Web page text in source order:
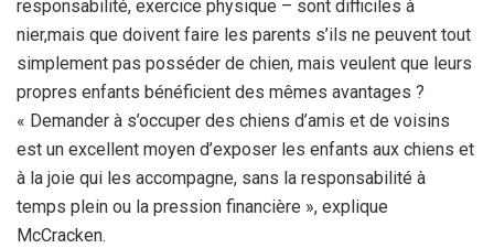
responsabilité, exercice physique – sont difficiles à
nier,mais que doivent faire les parents s’ils ne peuvent tout
simplement pas posséder de chien, mais veulent que leurs
propres enfants bénéficient des mêmes avantages ?
« Demander à s’occuper des chiens d’amis et de voisins
est un excellent moyen d’exposer les enfants aux chiens et
à la joie qui les accompagne, sans la responsabilité à
temps plein ou la pression financière », explique
McCracken.